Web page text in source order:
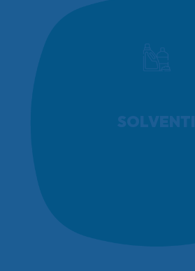
SOLVENTI